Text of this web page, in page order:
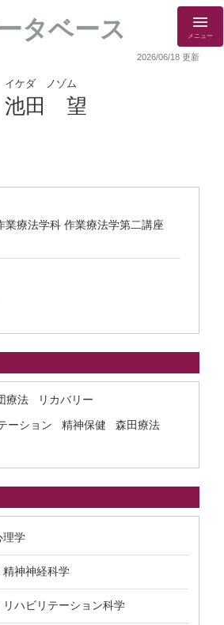
タベース メニュー
2026/06/18 更新
イケダ ノゾム
池田 望
業療法学科 作業療法学第二講座
療法
リカバリー
ーション
精神保健
森田療法
理学
神神経科学
ハビリテーション科学